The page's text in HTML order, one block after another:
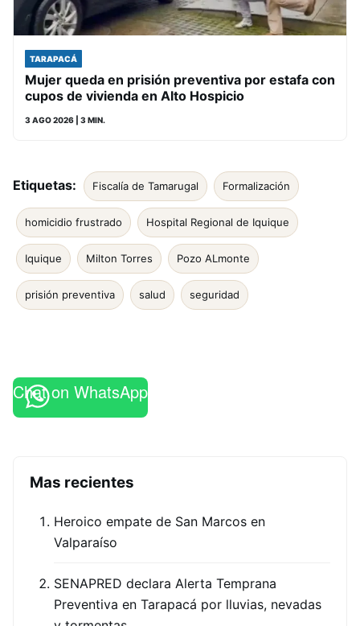
TARAPACÁ
Mujer queda en prisión preventiva por estafa con
cupos de vivienda en Alto Hospicio
3 AGO 2026 | 3 MIN.
Etiquetas: Fiscalía de Tamarugal Formalización
homicidio frustrado Hospital Regional de Iquique
Iquique Milton Torres Pozo ALmonte
prisión preventiva salud seguridad
Chat on WhatsApp
Mas recientes
Heroico empate de San Marcos en
Valparaíso
SENAPRED declara Alerta Temprana
Preventiva en Tarapacá por lluvias, nevadas